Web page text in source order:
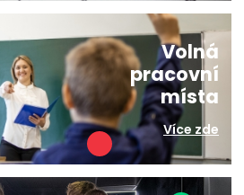
Volná
pracovní
místa
Více zde